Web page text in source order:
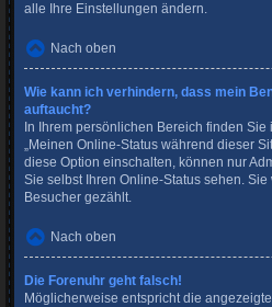
alle Ihre Einstellungen ändern.
Nach oben
Wie kann ich verhindern, dass mein
auftaucht?
In Ihrem persönlichen Bereich finden
„Meinen Online-Status während dieser
diese Option einschalten, können nur
Sie selbst Ihren Online-Status sehen.
Besucher gezählt.
Nach oben
Die Forenuhr geht falsch!
Möglicherweise entspricht die